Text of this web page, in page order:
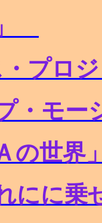
・プロ
プ・モ
Ａの世
れに